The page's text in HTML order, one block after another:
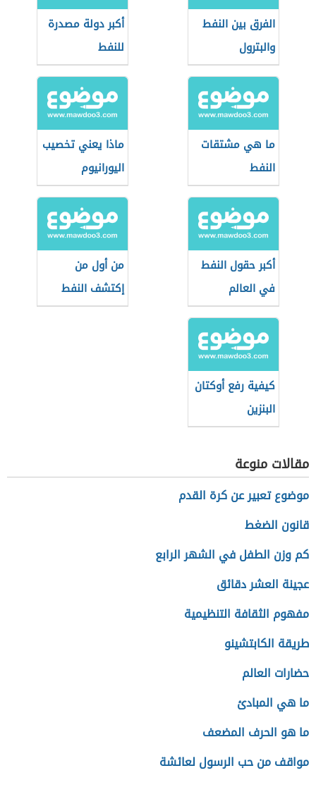
الفرق بين النفط
والبترول
أكبر دولة مصدرة
للنفط
ما هي مشتقات
النفط
ماذا يعني تخصيب
اليورانيوم
أكبر حقول النفط
في العالم
من أول من
إكتشف النفط
كيفية رفع أوكتان
البنزين
مقالات منوعة
موضوع تعبير عن كرة القدم
قانون الضغط
كم وزن الطفل في الشهر الرابع
عجينة العشر دقائق
مفهوم الثقافة التنظيمية
طريقة الكابتشينو
حضارات العالم
ما هي المبادئ
ما هو الحرف المضعف
مواقف من حب الرسول لعائشة